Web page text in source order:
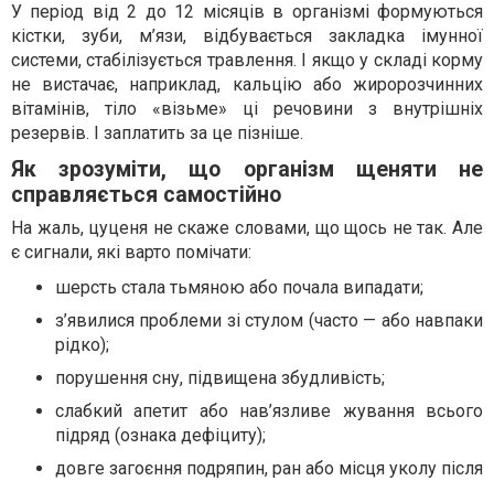
У період від 2 до 12 місяців в організмі формуються
кістки, зуби, м’язи, відбувається закладка імунної
системи, стабілізується травлення. І якщо у складі корму
не вистачає, наприклад, кальцію або жиророзчинних
вітамінів, тіло «візьме» ці речовини з внутрішніх
резервів. І заплатить за це пізніше.
Як зрозуміти, що організм щеняти не
справляється самостійно
На жаль, цуценя не скаже словами, що щось не так. Але
є сигнали, які варто помічати:
шерсть стала тьмяною або почала випадати;
з’явилися проблеми зі стулом (часто — або навпаки
рідко);
порушення сну, підвищена збудливість;
слабкий апетит або нав’язливе жування всього
підряд (ознака дефіциту);
довге загоєння подряпин, ран або місця уколу після